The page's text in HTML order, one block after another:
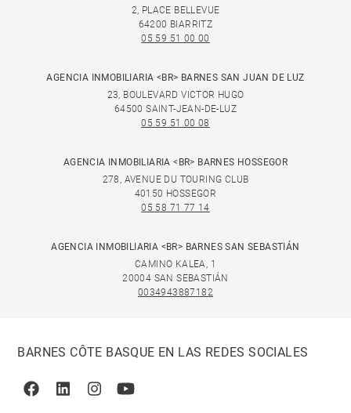
2, PLACE BELLEVUE
64200 BIARRITZ
05 59 51 00 00
AGENCIA INMOBILIARIA <BR> BARNES SAN JUAN DE LUZ
23, BOULEVARD VICTOR HUGO
64500 SAINT-JEAN-DE-LUZ
05 59 51 00 08
AGENCIA INMOBILIARIA <BR> BARNES HOSSEGOR
278, AVENUE DU TOURING CLUB
40150 HOSSEGOR
05 58 71 77 14
AGENCIA INMOBILIARIA <BR> BARNES SAN SEBASTIÁN
CAMINO KALEA, 1
20004 SAN SEBASTIÁN
0034943887182
BARNES CÔTE BASQUE EN LAS REDES SOCIALES
FacebookLinkedinInstagramYoutube